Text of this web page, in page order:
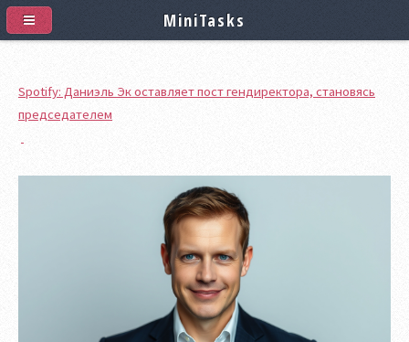
Spotify: Даниэль Эк оставляет пост гендиректора, становясь
председателем
MiniTasks